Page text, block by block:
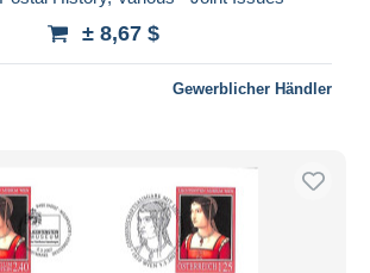
± 8,67 $
Gewerblicher Händler